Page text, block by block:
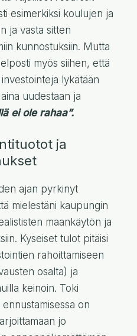
esimerkiksi koulujen ja
ja vasta sitten
kunnostuksiin. Mutta
myös siihen, että
lykätään
uudestaan ja
ei ole rahaa”.
ja
ajan pyrkinyt
mielestäni kaupungin
maankäytön ja
Kyseiset tulot pitäisi
rahoittamiseen
osalta) ja
keinoin. Toki
on
jo